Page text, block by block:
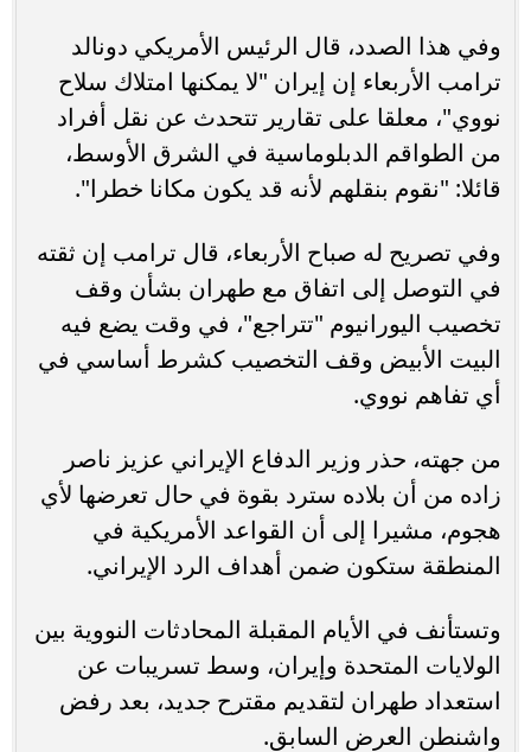
وفي هذا الصدد، قال الرئيس الأمريكي دونالد
ترامب الأربعاء إن إيران "لا يمكنها امتلاك سلاح
نووي"، معلقا على تقارير تتحدث عن نقل أفراد
من الطواقم الدبلوماسية في الشرق الأوسط،
قائلا: "نقوم بنقلهم لأنه قد يكون مكانا خطرا".
وفي تصريح له صباح الأربعاء، قال ترامب إن ثقته
في التوصل إلى اتفاق مع طهران بشأن وقف
تخصيب اليورانيوم "تتراجع"، في وقت يضع فيه
البيت الأبيض وقف التخصيب كشرط أساسي في
أي تفاهم نووي.
من جهته، حذر وزير الدفاع الإيراني عزيز ناصر
زاده من أن بلاده سترد بقوة في حال تعرضها لأي
هجوم، مشيرا إلى أن القواعد الأمريكية في
المنطقة ستكون ضمن أهداف الرد الإيراني.
وتستأنف في الأيام المقبلة المحادثات النووية بين
الولايات المتحدة وإيران، وسط تسريبات عن
استعداد طهران لتقديم مقترح جديد، بعد رفض
واشنطن العرض السابق.